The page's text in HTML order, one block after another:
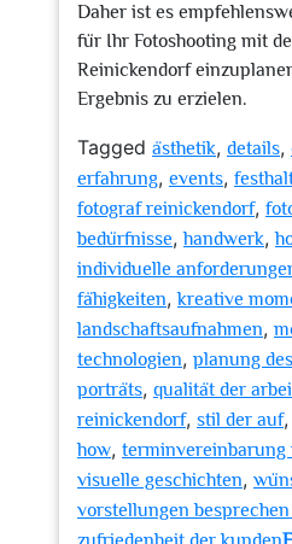
Daher ist es
für Ihr Fotoshooting mit
Reinickendorf
Ergebnis zu erzielen.
Tagged ästhetik, details,
erfahrung, events,
fotograf reinickendorf,
bedürfnisse,handwerk,
individuelle
fähigkeiten,kreative
landschaftsaufnahmen,
technologien, planung
porträts, qualität der
reinickendorf, stil der auf,
how, terminvereinbarung
visuelle geschichten,
vorstellungen